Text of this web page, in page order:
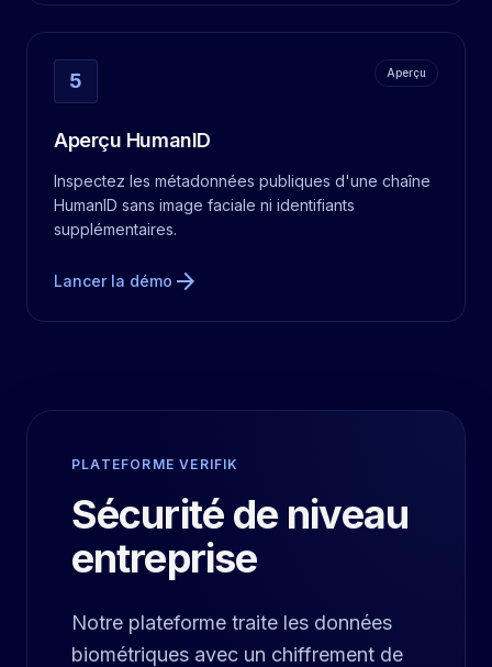
5 Aperçu
Aperçu HumanID
Inspectez les métadonnées publiques d'une chaîne
HumanID sans image faciale ni identifiants
supplémentaires.
Lancer la démo arrow_forward
PLATEFORME VERIFIK
Sécurité de niveau
entreprise
Notre plateforme traite les données
biométriques avec un chiffrement de